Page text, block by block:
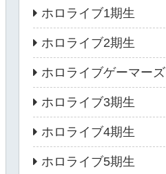
ホロライブ1期生
ホロライブ2期生
ホロライブゲーマーズ
ホロライブ3期生
ホロライブ4期生
ホロライブ5期生